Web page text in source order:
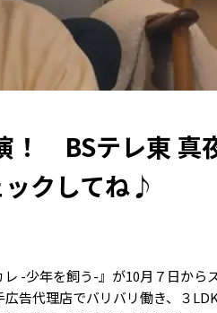
！ BSテレ東 真
クしてね♪
レ -少年を飼う-』が10月７日から
告代理店でバリバリ働き、３